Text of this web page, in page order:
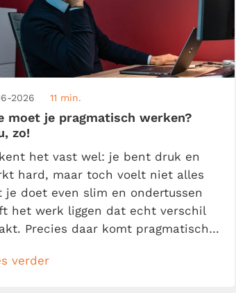
2026 11 min.
moet je pragmatisch werken?
zo!
het vast wel: je bent druk en
hard, maar toch voelt niet alles
je doet even slim en ondertussen
het werk liggen dat echt verschil
Precies daar komt pragmatisch
betekent niet dat je zo snel
verder